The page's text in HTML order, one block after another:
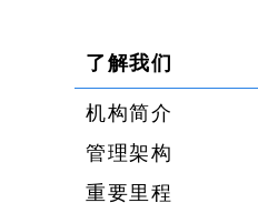
了解我们
机构简介
管理架构
重要里程